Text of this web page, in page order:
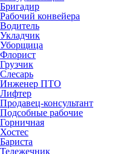
Бригадир
Рабочий конвейера
Водитель
Укладчик
Уборщица
Флорист
Грузчик
Слесарь
Инженер ПТО
Лифтер
Продавец-консультант
Подсобные рабочие
Горничная
Хостес
Бариста
Тележечник